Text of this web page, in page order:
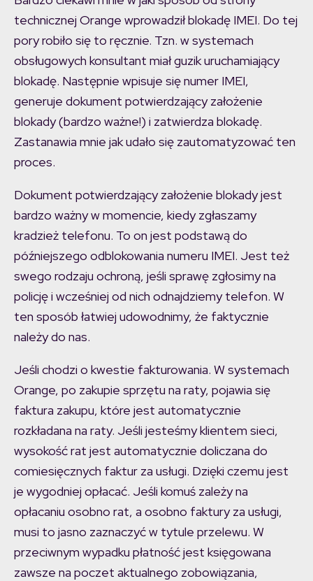
technicznej Orange wprowadził blokadę IMEI. Do tej
pory robiło się to ręcznie. Tzn. w systemach
obsługowych konsultant miał guzik uruchamiający
blokadę. Następnie wpisuje się numer IMEI,
generuje dokument potwierdzający założenie
blokady (bardzo ważne!) i zatwierdza blokadę.
Zastanawia mnie jak udało się zautomatyzować ten
proces.
Dokument potwierdzający założenie blokady jest
bardzo ważny w momencie, kiedy zgłaszamy
kradzież telefonu. To on jest podstawą do
późniejszego odblokowania numeru IMEI. Jest też
swego rodzaju ochroną, jeśli sprawę zgłosimy na
policję i wcześniej od nich odnajdziemy telefon. W
ten sposób łatwiej udowodnimy, że faktycznie
należy do nas.
Jeśli chodzi o kwestie fakturowania. W systemach
Orange, po zakupie sprzętu na raty, pojawia się
faktura zakupu, które jest automatycznie
rozkładana na raty. Jeśli jesteśmy klientem sieci,
wysokość rat jest automatycznie doliczana do
comiesięcznych faktur za usługi. Dzięki czemu jest
je wygodniej opłacać. Jeśli komuś zależy na
opłacaniu osobno rat, a osobno faktury za usługi,
musi to jasno zaznaczyć w tytule przelewu. W
przeciwnym wypadku płatność jest księgowana
zawsze na poczet aktualnego zobowiązania,